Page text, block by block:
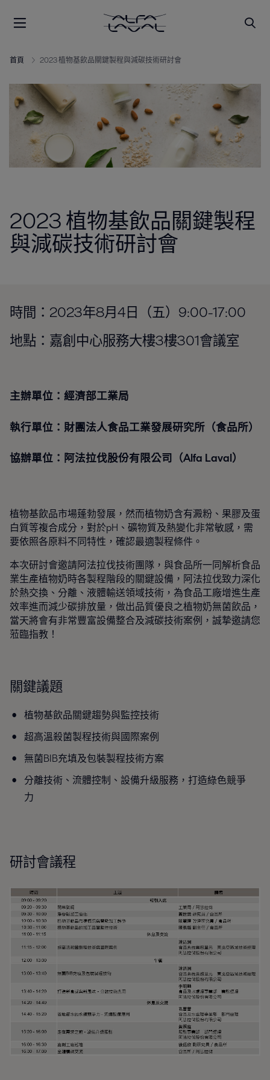
首頁 2023 植物基飲品關鍵製程與減碳技術研討會
2023 植物基飲品關鍵製程
與減碳技術研討會
時間：2023年8月4日（五）9:00-17:00
地點：嘉創中心服務大樓3樓301會議室
主辦單位：經濟部工業局
執行單位：財團法人食品工業發展研究所（食品所）
協辦單位：阿法拉伐股份有限公司（Alfa Laval）
植物基飲品市場蓬勃發展，然而植物奶含有澱粉、果膠及蛋
白質等複合成分，對於pH、礦物質及熱變化非常敏感，需
要依照各原料不同特性，確認最適製程條件。
本次研討會邀請阿法拉伐技術團隊，與食品所一同解析食品
業生產植物奶時各製程階段的關鍵設備，阿法拉伐致力深化
於熱交換、分離、液體輸送領域技術，為食品工廠增進生產
效率進而減少碳排放量，做出品質優良之植物奶無菌飲品，
當天將會有非常豐富設備整合及減碳技術案例，誠摯邀請您
蒞臨指教！
關鍵議題
植物基飲品關鍵趨勢與監控技術
超高溫殺菌製程技術與國際案例
無菌BIB充填及包裝製程技術方案
分離技術、流體控制、設備升級服務，打造綠色競爭
力
研討會議程